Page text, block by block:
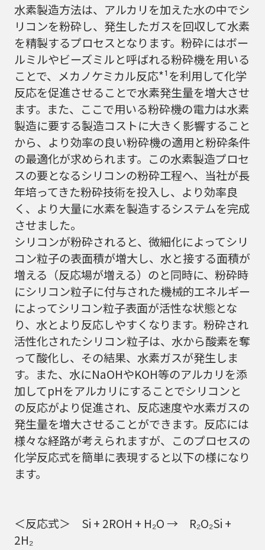
水素製造方法は、アルカリを加えた水の中でシ
リコンを粉砕し、発生したガスを回収して水素
を精製するプロセスとなります。粉砕にはボー
ルミルやビーズミルと呼ばれる粉砕機を用いる
ことで、メカノケミカル反応*¹を利用して化学
反応を促進させることで水素発生量を増大させ
ます。また、ここで用いる粉砕機の電力は水素
製造に要する製造コストに大きく影響すること
から、より効率の良い粉砕機の適用と粉砕条件
の最適化が求められます。この水素製造プロセ
スの要となるシリコンの粉砕工程へ、当社が長
年培ってきた粉砕技術を投入し、より効率良
く、より大量に水素を製造するシステムを完成
させました。
シリコンが粉砕されると、微細化によってシリ
コン粒子の表面積が増大し、水と接する面積が
増える（反応場が増える）のと同時に、粉砕時
にシリコン粒子に付与された機械的エネルギー
によってシリコン粒子表面が活性な状態とな
り、水とより反応しやすくなります。粉砕され
活性化されたシリコン粒子は、水から酸素を奪
って酸化し、その結果、水素ガスが発生しま
す。また、水にNaOHやKOH等のアルカリを添
加してpHをアルカリにすることでシリコンと
の反応がより促進され、反応速度や水素ガスの
発生量を増大させることができます。反応には
様々な経路が考えられますが、このプロセスの
化学反応式を簡単に表現すると以下の様になり
ます。
＜反応式＞ Si + 2ROH + H₂O → R₂O₂Si +
2H₂